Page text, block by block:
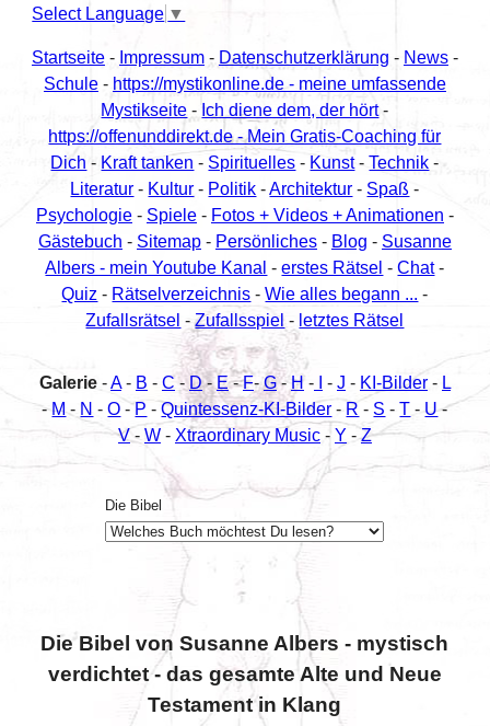
Select Language ▼
Startseite- Impressum- Datenschutzerklärung - News-
Schule- https://mystikonline.de - meine umfassende
Mystikseite - Ich diene dem, der hört-
https://offenunddirekt.de - Mein Gratis-Coaching für
Dich - Kraft tanken - Spirituelles - Kunst-Technik -
Literatur - Kultur - Politik -Architektur - Spaß -
Psychologie- Spiele- Fotos + Videos + Animationen -
Gästebuch - Sitemap- Persönliches- Blog - Susanne
Albers - mein Youtube Kanal -erstes Rätsel -Chat-
Quiz - Rätselverzeichnis -Wie alles begann ... -
Zufallsrätsel -Zufallsspiel - letztes Rätsel
Galerie-A- B - C- D- E-F-G-H-I - J - KI-Bilder- L
- M- N -O -P -Quintessenz-KI-Bilder - R - S -T - U-
V- W- Xtraordinary Music- Y -Z
Die Bibel
Die Bibel von Susanne Albers - mystisch
verdichtet - das gesamte Alte und Neue
Testament in Klang